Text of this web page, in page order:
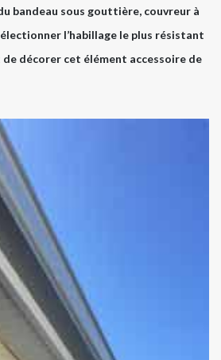
bandeau sous gouttière, couvreur à
l’habillage le plus résistant
décorer cet élément accessoire de